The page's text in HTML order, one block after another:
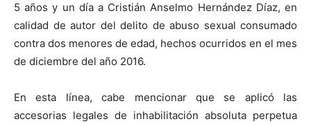
5 años y un día a Cristián Anselmo Hernández Díaz, en
calidad de autor del delito de abuso sexual consumado
contra dos menores de edad, hechos ocurridos en el mes
de diciembre del año 2016.
En esta línea, cabe mencionar que se aplicó las
accesorias legales de inhabilitación absoluta perpetua